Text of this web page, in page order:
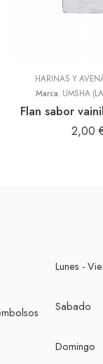
,TODOS
HARINAS Y
Marca: UMSHA
Flan sabor
2,00
Lunes -
Sabado
Domingo